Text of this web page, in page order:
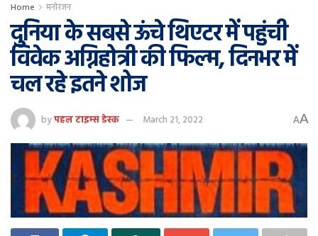
Home मनोरंजन
दुनिया के सबसे ऊंचे थिएटर में पहुंची
विवेक अग्निहोत्री की फिल्म, दिनभर में
चल रहे इतने शोज
byपहल टाइम्स डेस्क March 21, 2022 AA